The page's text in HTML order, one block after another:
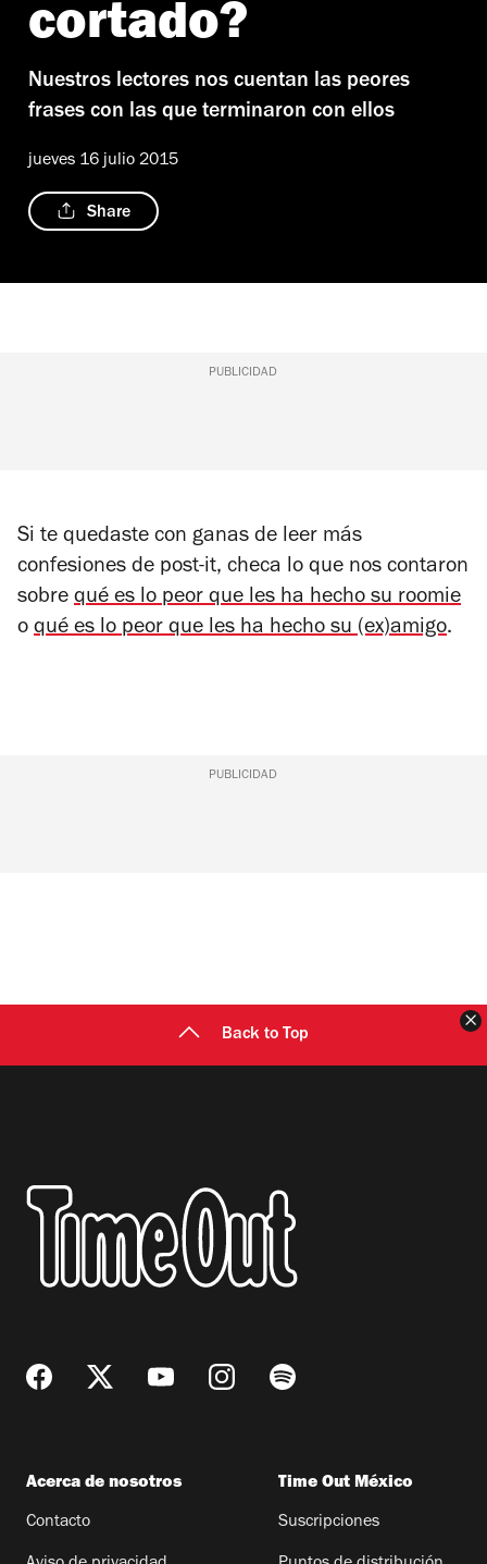
cortado?
Nuestros lectores nos cuentan las peores
frases con las que terminaron con ellos
jueves 16 julio 2015
Share
PUBLICIDAD
Si te quedaste con ganas de leer más
confesiones de post-it, checa lo que nos contaron
sobre qué es lo peor que les ha hecho su roomie
o qué es lo peor que les ha hecho su (ex)amigo.
PUBLICIDAD
Back to Top
Acerca de nosotros
Contacto
Time Out México
Suscripciones